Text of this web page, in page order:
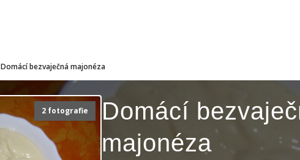
Domácí bezvaječná majonéza
2 fotografie
Domácí
majonéza